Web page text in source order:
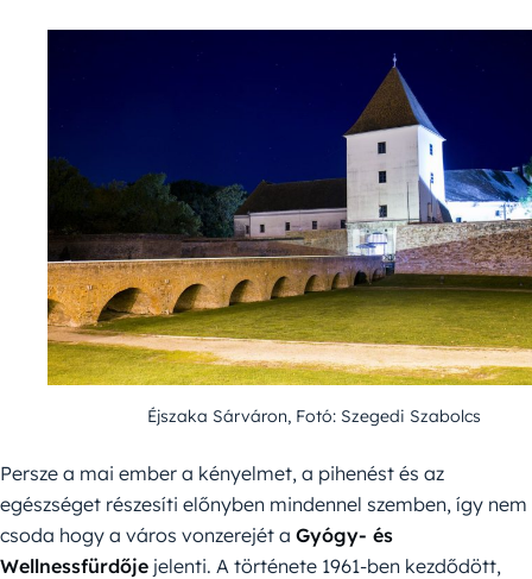
Éjszaka Sárváron, Fotó: Szegedi Szabolcs
Persze a mai ember a kényelmet, a pihenést és az
egészséget részesíti előnyben mindennel szemben, így nem
csoda hogy a város vonzerejét a Gyógy- és
Wellnessfürdője jelenti. A története 1961-ben kezdődött,